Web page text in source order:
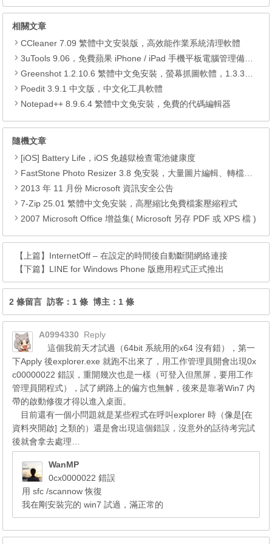
相關文章
CCleaner 7.09 繁體中文安裝版，高效能作業系統清理軟體
3uTools 9.06，免費蘋果 iPhone / iPad 手機平板電腦管理備份還原軟體
Greenshot 1.2.10.6 繁體中文免安裝，螢幕抓圖軟體，1.3.315 安裝版
Poedit 3.9.1 中文版，中文化工具軟體
Notepad++ 8.9.6.4 繁體中文免安裝，免費的代碼編輯器
隨機文章
[iOS] Battery Life，iOS 免越獄檢查電池健康度
FastStone Photo Resizer 3.8 免安裝，大量圖片編輯、轉檔、重新命名工具
2013 年 11 月份 Microsoft 資訊安全公告
7-Zip 25.01 繁體中文免安裝，高壓縮比免費檔案壓縮程式
2007 Microsoft Office 增益集( Microsoft 另存 PDF 或 XPS 檔 )
【上篇】 InternetOff – 在設定的時間後自動斷開網絡連接
【下篇】 LINE for Windows Phone 版應用程式正式推出
2 條留言 訪客：1 條 博主：1 條
A0994330
Reply
這個我前天才試過（64bit 系統用的x64 沒有錯），第一
下Apply 後explorer.exe 就跑不出來了，用工作管理員開會出現0x
c00000022 錯誤，重開幾次也是一樣（可登入但黑屏，要用工作
管理員開程式），試了網路上的偏方也無解，後來是靠著Win7 內
帶的啟動修復才得以進入桌面。
目前還有一個小問題就是某些程式在呼叫explorer 時（像是[在
資料夾開啟] 之類的）還是會出現這個錯誤，沒意外的話待考完試
後就會拿去處理…
WanMP
0cx0000022 錯誤
用 sfc /scannow 恢復
我在剛安裝完的 win7 試過，滿正常的